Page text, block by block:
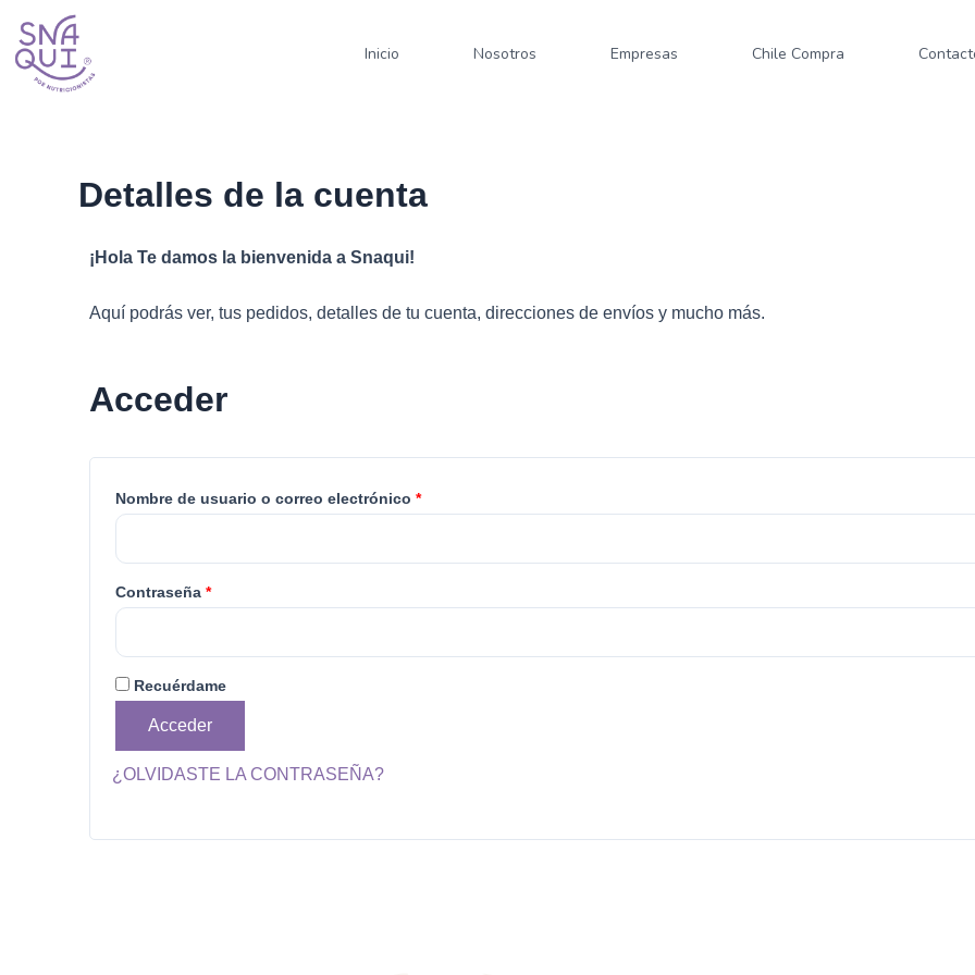
contenido
Inicio Nosotros Empresas Chile Compra
Detalles de la cuenta
¡Hola Te damos la bienvenida a Snaqui!
Aquí podrás ver, tus pedidos, detalles de tu cuenta, direcciones de envíos y mucho más.
Acceder
Nombre de usuario o correo electrónico *
Contraseña *
Obligatorio
Recuérdame
Acceder
¿OLVIDASTE LA CONTRASEÑA?